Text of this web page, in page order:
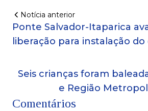
Notícia anterior
Ponte Salvador-Itaparica
liberação para instalação
Seis crianças foram
e Região
Comentários